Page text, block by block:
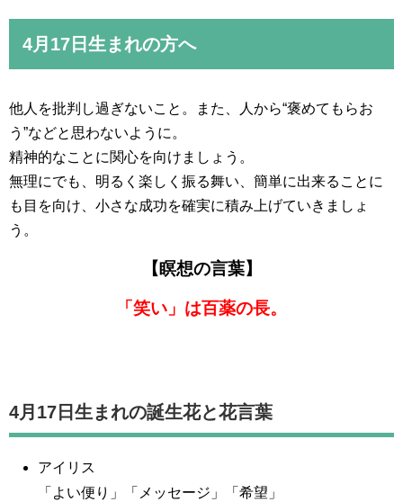
4月17日生まれの方へ
他人を批判し過ぎないこと。また、人から“褒めてもらお
う”などと思わないように。
精神的なことに関心を向けましょう。
無理にでも、明るく楽しく振る舞い、簡単に出来ることに
も目を向け、小さな成功を確実に積み上げていきましょ
う。
【瞑想の言葉】
「笑い」は百薬の長。
4月17日生まれの誕生花と花言葉
アイリス
「よい便り」「メッセージ」「希望」